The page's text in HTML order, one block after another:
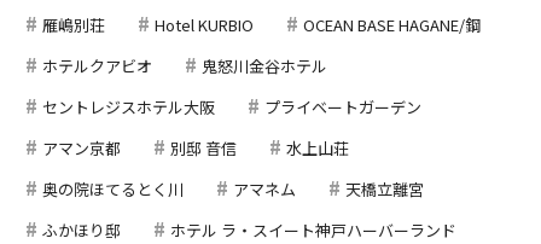
雁嶋別荘
Hotel KURBIO
OCEAN BASE HAGANE/鋼
ホテルクアビオ
鬼怒川金谷ホテル
セントレジスホテル大阪
プライベートガーデン
アマン京都
別邸 音信
水上山荘
奥の院ほてるとく川
アマネム
天橋立離宮
ふかほり邸
ホテル ラ・スイート神戸ハーバーランド